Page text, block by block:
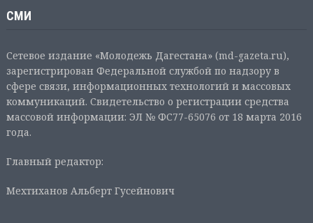
СМИ
Сетевое издание «Молодежь Дагестана» (md-gazeta.ru),
зарегистрирован Федеральной службой по надзору в
сфере связи, информационных технологий и массовых
коммуникаций. Свидетельство о регистрации средства
массовой информации: ЭЛ № ФС77-65076 от 18 марта 2016
года.
Главный редактор:
Мехтиханов Альберт Гусейнович